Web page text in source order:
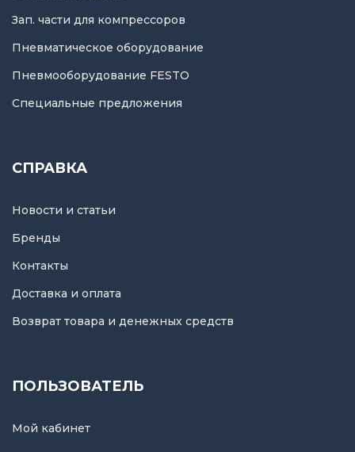
Зап. части для компрессоров
Пневматическое оборудование
Пневмооборудование FESTO
Специальные предложения
СПРАВКА
Новости и статьи
Бренды
Контакты
Доставка и оплата
Возврат товара и денежных средств
ПОЛЬЗОВАТЕЛЬ
Мой кабинет